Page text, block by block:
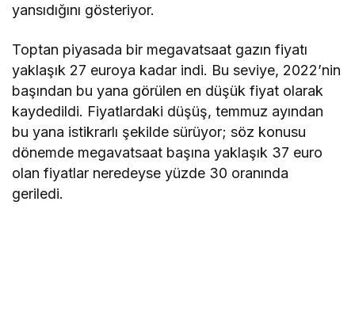
yansıdığını gösteriyor.
Toptan piyasada bir megavatsaat gazın fiyatı
yaklaşık 27 euroya kadar indi. Bu seviye, 2022’nin
başından bu yana görülen en düşük fiyat olarak
kaydedildi. Fiyatlardaki düşüş, temmuz ayından
bu yana istikrarlı şekilde sürüyor; söz konusu
dönemde megavatsaat başına yaklaşık 37 euro
olan fiyatlar neredeyse yüzde 30 oranında
geriledi.